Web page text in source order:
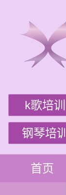
k歌培训
钢琴培训
首页